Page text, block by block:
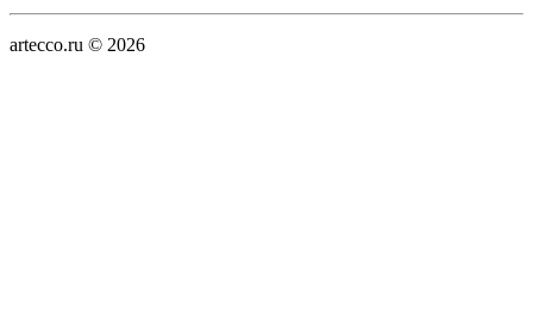
artecco.ru © 2026